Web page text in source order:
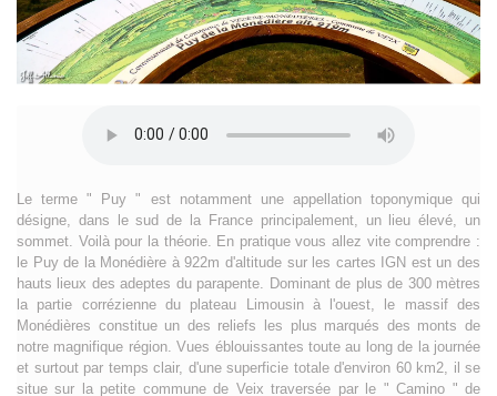
Le terme " Puy " est notamment une appellation toponymique qui
désigne, dans le sud de la France principalement, un lieu élevé, un
sommet. Voilà pour la théorie. En pratique vous allez vite comprendre :
le Puy de la Monédière à 922m d'altitude sur les cartes IGN est un des
hauts lieux des adeptes du parapente. Dominant de plus de 300 mètres
la partie corrézienne du plateau Limousin à l'ouest, le massif des
Monédières constitue un des reliefs les plus marqués des monts de
notre magnifique région. Vues éblouissantes toute au long de la journée
et surtout par temps clair, d'une superficie totale d'environ 60 km2, il se
situe sur la petite commune de Veix traversée par le " Camino " de